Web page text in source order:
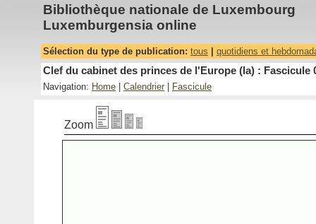
Bibliothèque nationale de Luxembourg
Luxemburgensia online
Sélection du type de publication: tous quotidiens et
Clef du cabinet des princes de l'Europe (la) : Fascicule
Navigation: Home Calendrier Fascicule
Zoom